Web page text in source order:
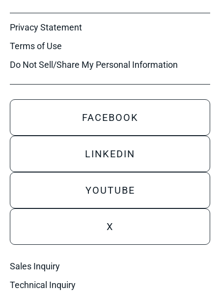
Privacy Statement
Terms of Use
Do Not Sell/Share My Personal Information
FACEBOOK
LINKEDIN
YOUTUBE
X
Sales Inquiry
Technical Inquiry